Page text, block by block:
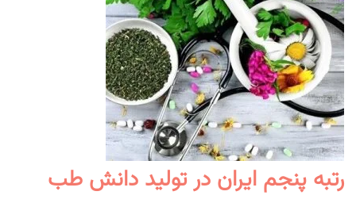
رتبه پنجم ایران در تولید دانش طب